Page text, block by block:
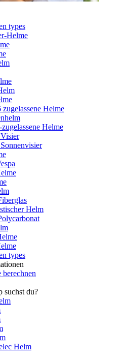
types
Helme
Helme
Helme
Helm
types
suchst du?
Helm